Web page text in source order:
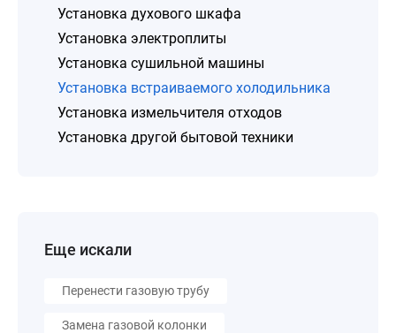
Установка духового шкафа
Установка электроплиты
Установка сушильной машины
Установка встраиваемого холодильника
Установка измельчителя отходов
Установка другой бытовой техники
Еще искали
Перенести газовую трубу
Замена газовой колонки